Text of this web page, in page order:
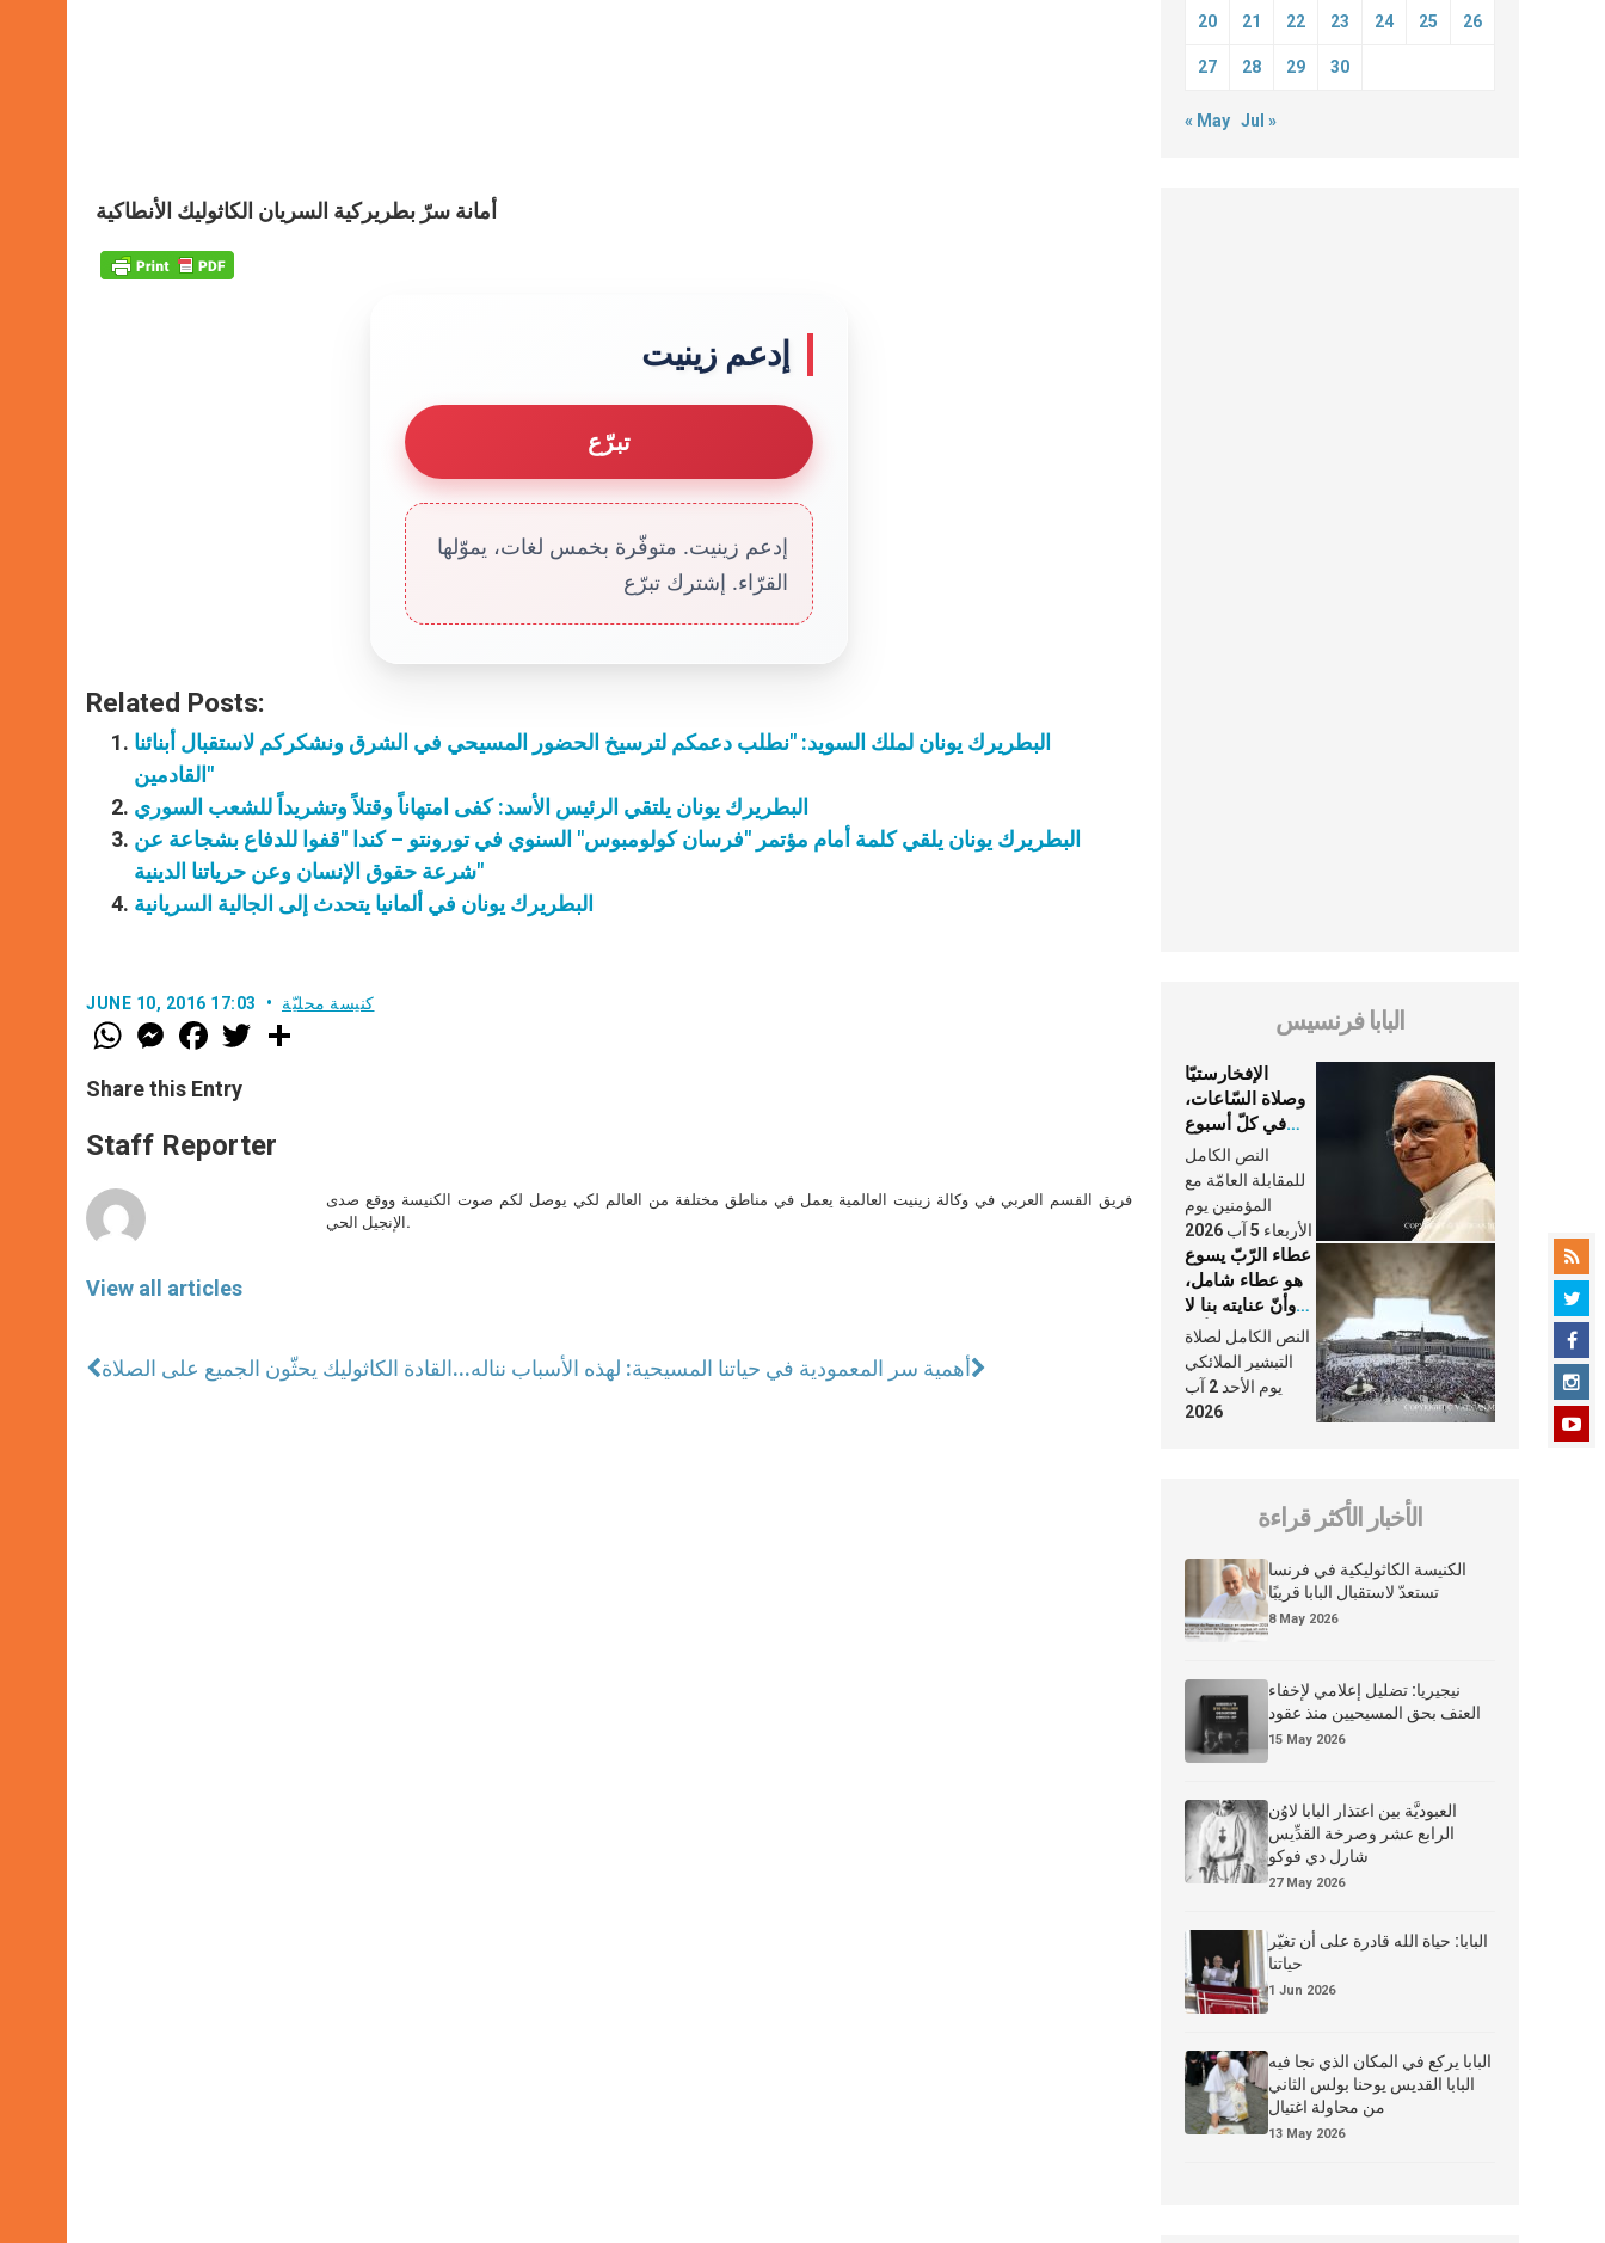
أمانة سرّ بطريركية السريان الكاثوليك الأنطاكية
إدعم زينيت
تبرّع
إدعم زينيت. متوفّرة بخمس لغات، يموّلها
القرّاء. إشترك تبرّع
Related Posts:
البطريرك يونان لملك السويد: "نطلب دعمكم لترسيخ الحضور المسيحي في الشرق ونشكركم لاستقبال أبنائنا
القادمين"
البطريرك يونان يلتقي الرئيس الأسد: كفى امتهاناً وقتلاً وتشريداً للشعب السوري
البطريرك يونان يلقي كلمة أمام مؤتمر "فرسان كولومبوس" السنوي في تورونتو – كندا "قفوا للدفاع بشجاعة عن
شرعة حقوق الإنسان وعن حرياتنا الدينية"
البطريرك يونان في ألمانيا يتحدث إلى الجالية السريانية
JUNE 10, 2016 17:03 كنيسة محليّة
W
h
t
s
p
p
M
e
s
e
g
e
F
a
e
b
o
k
w
r
Share this Entry
Staff Reporter
View all articles
فريق القسم العربي في وكالة زينيت العالمية يعمل في مناطق مختلفة من العالم لكي يوصل لكم صوت الكنيسة ووقع صدى
الإنجيل الحي.
القادة الكاثوليك يحثّون الجميع على الصلاة...أهمية سر المعمودية في حياتنا المسيحية: لهذه الأسباب نناله
20 21 22 23 24 25 26
27 28 29 30
« May Jul »
البابا فرنسيس
الإفخارستيّا
وصلاة السّاعات،
في كلّ أسبوع
وكلّ يوم، هما
النَّفَس في حياة
الكنيسة
النص الكامل
للمقابلة العامّة مع
المؤمنين يوم
الأربعاء 5 آب 2026
عطاء الرّبّ يسوع
هو عطاء شامل،
وأنّ عنايته بنا لا
تغيب عنّا أبدًا
النص الكامل لصلاة
التبشير الملائكي
يوم الأحد 2 آب
2026
الأخبار الأكثر قراءة
الكنيسة الكاثوليكية في فرنسا
تستعدّ لاستقبال البابا قريبًا
8 May 2026
نيجيريا: تضليل إعلامي لإخفاء
العنف بحق المسيحيين منذ عقود
15 May 2026
العبوديَّة بين اعتذار البابا لاوُن
الرابع عشر وصرخة القدِّيس
شارل دي فوكو
27 May 2026
البابا: حياة الله قادرة على أن تغيّر
حياتنا
1 Jun 2026
البابا يركع في المكان الذي نجا فيه
البابا القديس يوحنا بولس الثاني
من محاولة اغتيال
13 May 2026